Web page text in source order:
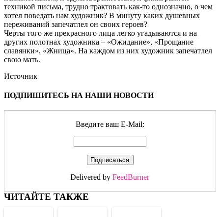
техникой письма, трудно трактовать как-то однозначно, о чем
хотел поведать нам художник? В минуту каких душевных
переживаний запечатлел он своих героев?
Черты того же прекрасного лица легко угадываются и на
других полотнах художника – «Ожидание», «Прощание
славянки», «Жница». На каждом из них художник запечатлел
свою мать.
Источник
ПОДПИШИТЕСЬ НА НАШИ НОВОСТИ
Введите ваш E-Mail:
Delivered byFeedBurner
ЧИТАЙТЕ ТАКЖЕ